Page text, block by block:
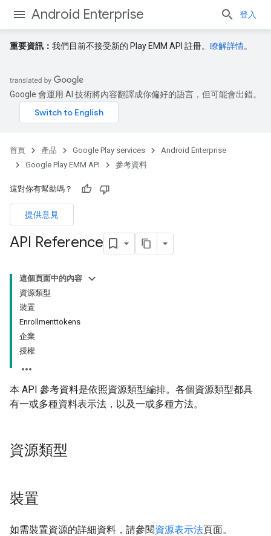
Android Enterprise 登入
重要資訊： 我們目前不接受新的 Play EMM API 註冊。 瞭解詳情。
Google 會運用 AI 技術將內容翻譯成你偏好的語言，但可能會出錯。
首頁 產品 Google Play services
Android Enterprise
Google Play EMM API
參考資料
這對你有幫助嗎？
提供意見
API Reference
這個頁面中的內容
資源類型
裝置
Enrollmenttokens
企業
授權
本 API 參考資料是依照資源類型編排。各個資源類型都具
有一或多種資料表示法，以及一或多種方法。
資源類型
裝置
如需裝置資源的詳細資料，請參閱資源表示法頁面。